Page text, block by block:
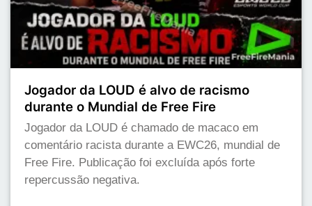
Jogador da LOUD é alvo de racismo
durante o Mundial de Free Fire
Jogador da LOUD é chamado de macaco em
comentário racista durante a EWC26, mundial de
Free Fire. Publicação foi excluída após forte
repercussão negativa.